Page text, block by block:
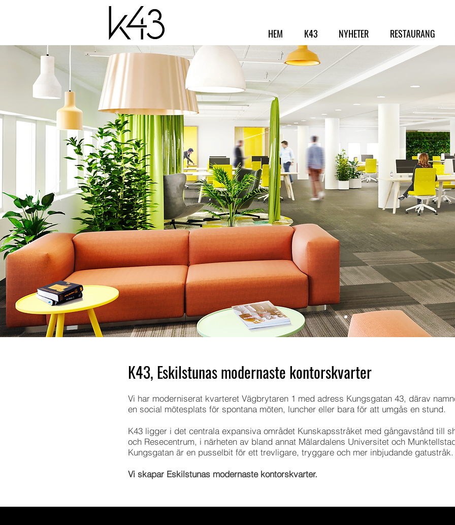
HEM K43 NYHETER RESTAURANG
K43, Eskilstunas modernaste kontorskvarter
Vi har moderniserat kvarteret Vägbrytaren 1 med adress Kungsgatan 43, därav
en social mötesplats för spontana möten, luncher eller bara för att umgås en stund.
K43 ligger i det centrala expansiva området Kunskapsstråket med gångavstånd till
och Resecentrum, i närheten av bland annat Mälardalens Universitet och
Kungsgatan är en pusselbit för ett trevligare, tryggare och mer inbjudande gatustråk.
Vi skapar Eskilstunas modernaste kontorskvarter.